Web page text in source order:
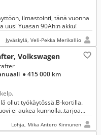
ilmastointi, tänä vuonna
uusi Yuasan 90Ah:n akku!
Jyväskylä, Veli-Pekka Merikallio
Volkswagen
● 415 000 km
ollut työkäytössä.B-kortilla.
ei aukea kunnolla..tarjoa
Lohja, Mika Antero Kinnunen